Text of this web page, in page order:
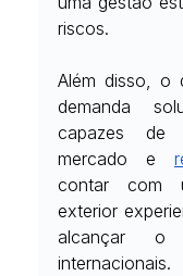
riscos.
Além disso, o
demanda
capazes de
mercado e
contar com
exterior
alcançar o
internacionais.